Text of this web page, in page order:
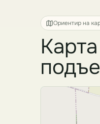
Ориентир на